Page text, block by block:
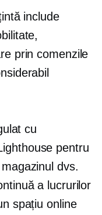
include
prin comenzile
cu
pentru
dvs.
a lucrurilor
spațiu online